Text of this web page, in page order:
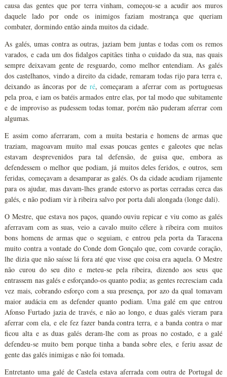
causa das gentes que por terra vinham, começou-se a acudir aos muros
daquele lado por onde os inimigos faziam mostrança que queriam
combater, dormindo então ainda muitos da cidade.
As galés, umas contra as outras, jaziam bem juntas e todas com os remos
varados, e cada um dos fidalgos capitães tinha o cuidado da sua, nas quais
sempre deixavam gente de resguardo, como melhor entendiam. As galés
dos castelhanos, vindo a direito da cidade, remaram todas rijo para terra e,
deixando as âncoras por de ré, começaram a aferrar com as portuguesas
pela proa, e iam os batéis armados entre elas, por tal modo que subitamente
e de improviso as pudessem todas tomar, porém não puderam aferrar com
algumas.
E assim como aferraram, com a muita bestaria e homens de armas que
traziam, magoavam muito mal essas poucas gentes e galeotes que nelas
estavam desprevenidos para tal defensão, de guisa que, embora as
defendessem o melhor que podiam, já muitos deles feridos, e outros, sem
feridas, começavam a desamparar as galés. Os da cidade acudiam rijamente
para os ajudar, mas davam-lhes grande estorvo as portas cerradas cerca das
galés, e não podiam vir à ribeira salvo por porta dali alongada (longe dali).
O Mestre, que estava nos paços, quando ouviu repicar e viu como as galés
aferravam com as suas, veio a cavalo muito célere à ribeira com muitos
bons homens de armas que o seguiam, e entrou pela porta da Taracena
muito contra a vontade do Conde dom Gonçalo que, com covarde coração,
lhe dizia que não saísse lá fora até que visse que coisa era aquela. O Mestre
não curou do seu dito e meteu-se pela ribeira, dizendo aos seus que
entrassem nas galés e esforçando-os quanto podia; as gentes recresciam cada
vez mais, cobrando esforço com a sua presença, por azo da qual tomavam
maior audácia em as defender quanto podiam. Uma galé em que entrou
Afonso Furtado jazia de través, e não ao longo, e duas galés vieram para
aferrar com ela, e ele fez fazer banda contra terra, e a banda contra o mar
ficou alta e as duas galés deram-lhe com as proas no costado, e a galé
defendeu-se muito bem porque tinha a banda sobre eles, e feriu assaz de
gente das galés inimigas e não foi tomada.
Entretanto uma galé de Castela estava aferrada com outra de Portugal de